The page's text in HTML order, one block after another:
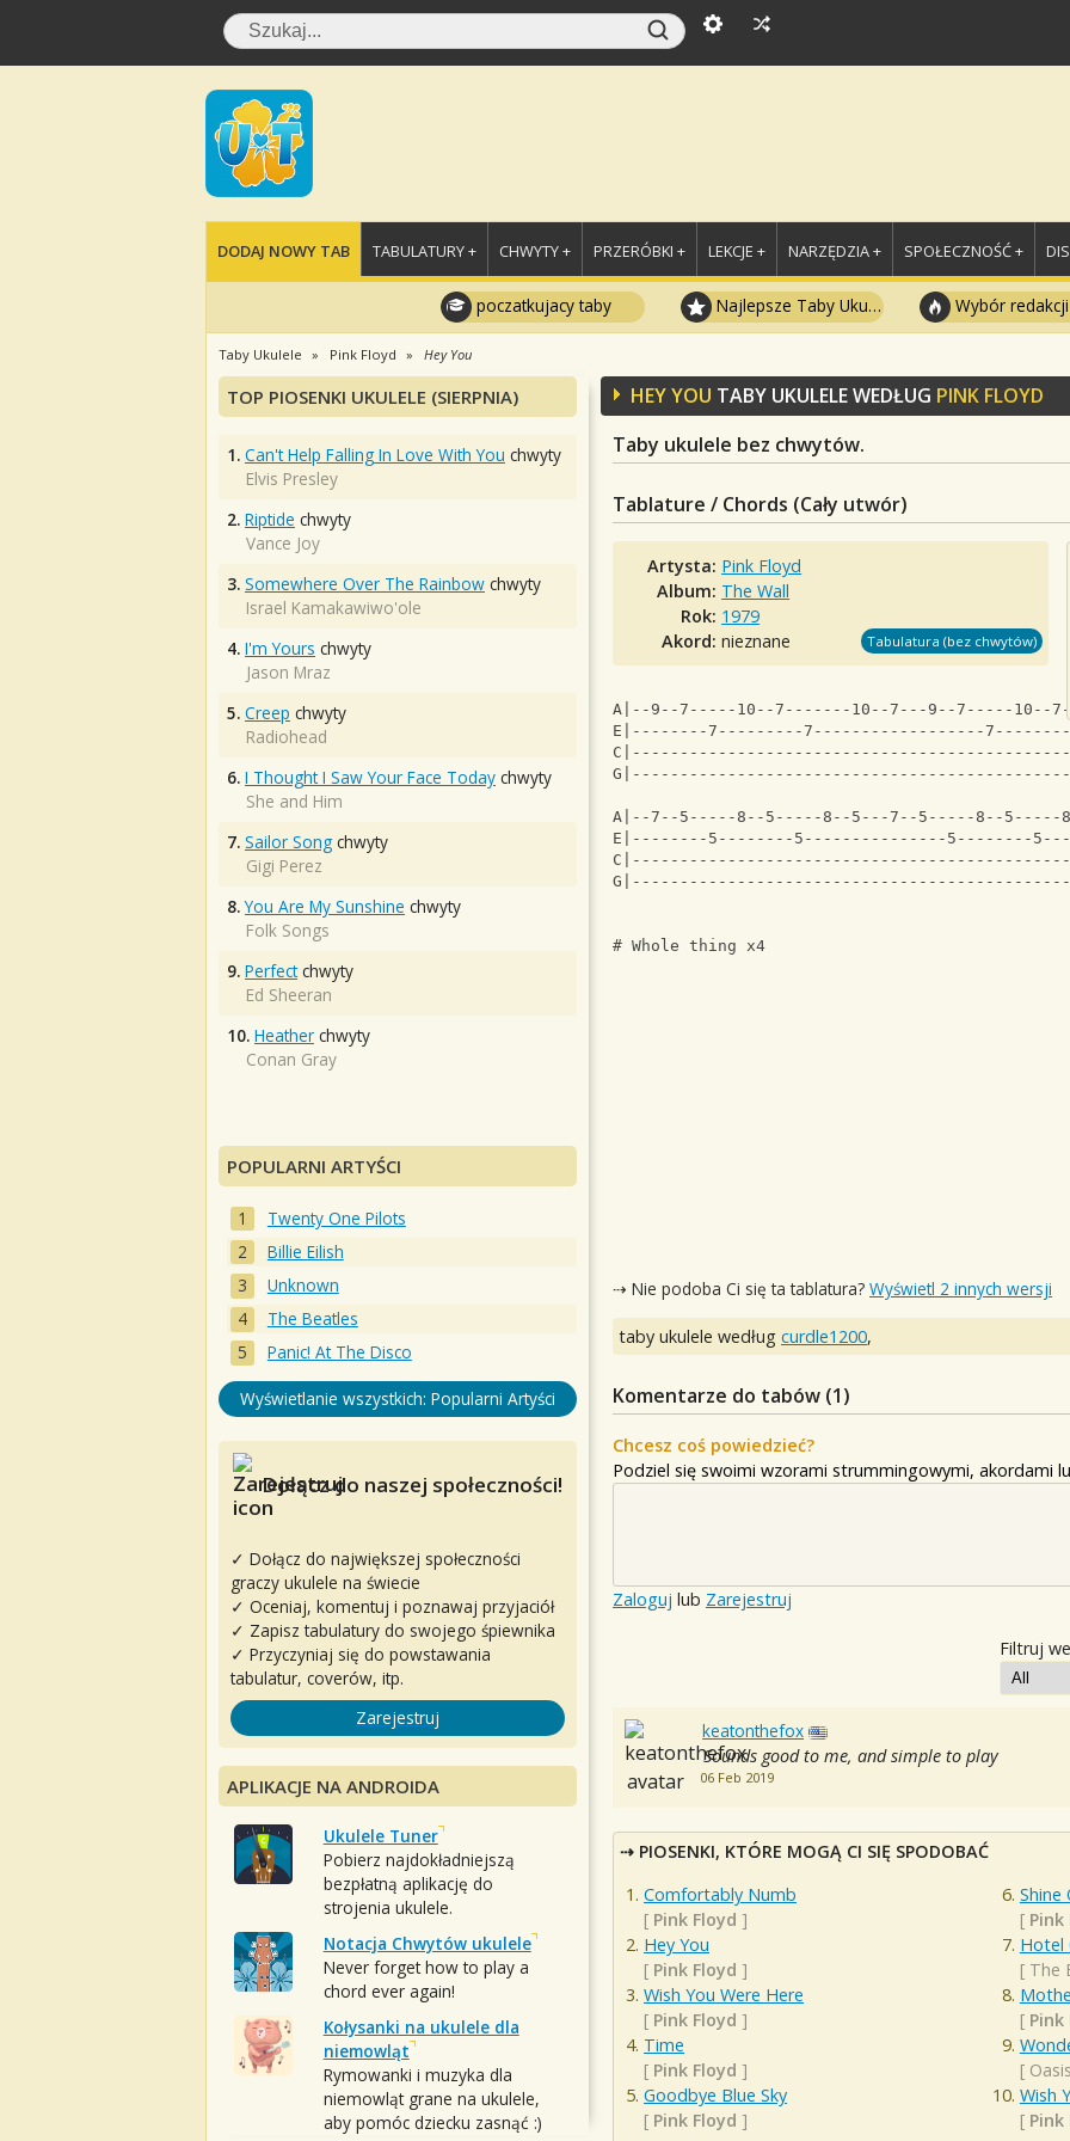
DODAJ NOWY TAB TABULATURY + CHWYTY + PRZERÓBKI + LEKCJE + NARZĘDZIA + SPOŁECZNOŚĆ +
poczatkujacy taby Najlepsze Taby Ukulele Wybór redakcji
Taby Ukulele Pink Floyd Hey You
HEY YOU TABY UKULELE WEDŁUG PINK FLOYD
Taby ukulele bez chwytów.
Tablature / Chords (Cały utwór)
Artysta: Pink Floyd
Album: The Wall
Rok: 1979
Akord:nieznane Tabulatura (bez chwytów)
A|--9--7-----10--7-------10--7---9--7-----10--
E|--------7---------7------------------
A|--7--5-----8--5-----8--5---7--5-----8--5-----
E|--------5--------5---------------5--------
# Whole thing x4
⇢ Nie podoba Ci się ta tablatura? Wyświetl 2 innych wersji
taby ukulele według curdle1200,
Komentarze do tabów (1)
Chcesz coś powiedzieć?
Podziel się swoimi wzorami strummingowymi, akordami
Zaloguj lub Zarejestruj
Filtruj
keatonthefox
Sounds good to me, and simple to play
06 Feb 2019
PIOSENKI, KTÓRE MOGĄ CI SIĘ SPODOBAĆ
Comfortably Numb
[ Pink Floyd ]
Hey You
[ Pink Floyd ]
Wish You Were Here
[ Pink Floyd ]
Time
[ Pink Floyd ]
Goodbye Blue Sky
[ Pink Floyd ]
Shine
[ Pink
Hotel
[ The
[ Pink
[ Oasis
Wish
[ Pink
TOP PIOSENKI UKULELE (SIERPNIA)
1. Can't Help Falling In Love With You chwyty
Elvis Presley
2. Riptide chwyty
Vance Joy
3. Somewhere Over The Rainbow chwyty
Israel Kamakawiwo'ole
4. I'm Yours chwyty
Jason Mraz
5. Creep chwyty
Radiohead
6. I Thought I Saw Your Face Today chwyty
She and Him
7. Sailor Song chwyty
Gigi Perez
8. You Are My Sunshine chwyty
Folk Songs
9. Perfectchwyty
Ed Sheeran
10. Heather chwyty
Conan Gray
POPULARNI ARTYŚCI
Twenty One Pilots
Billie Eilish
Unknown
The Beatles
Panic! At The Disco
Wyświetlanie wszystkich: Popularni Artyści
Dołącz do naszej społeczności!
✓ Dołącz do największej społeczności
graczy ukulele na świecie
✓ Oceniaj, komentuj i poznawaj przyjaciół
✓ Zapisz tabulatury do swojego śpiewnika
✓ Przyczyniaj się do powstawania
tabulatur, coverów, itp.
Zarejestruj
APLIKACJE NA ANDROIDA
Ukulele Tuner
Pobierz najdokładniejszą
bezpłatną aplikację do
strojenia ukulele.
Notacja Chwytów ukulele
Never forget how to play a
chord ever again!
Kołysanki na ukulele dla
niemowląt
Rymowanki i muzyka dla
niemowląt grane na ukulele,
aby pomóc dziecku zasnąć :)